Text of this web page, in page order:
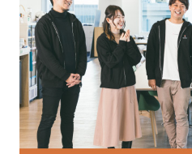
採用をお考えの方 運営会社プライバ
利用者情報の外部送信
利用規約 よくあ
Copyright© Atrae,
転職サイトGreen IT/Web・通信・